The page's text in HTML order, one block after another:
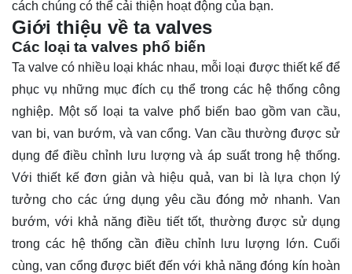
cách chúng có thể cải thiện hoạt động của bạn.
Giới thiệu về ta valves
Các loại ta valves phổ biến
Ta valve có nhiều loại khác nhau, mỗi loại được thiết kế để
phục vụ những mục đích cụ thể trong các hệ thống công
nghiệp. Một số loại ta valve phổ biến bao gồm van cầu,
van bi, van bướm, và van cổng. Van cầu thường được sử
dụng để điều chỉnh lưu lượng và áp suất trong hệ thống.
Với thiết kế đơn giản và hiệu quả, van bi là lựa chọn lý
tưởng cho các ứng dụng yêu cầu đóng mở nhanh. Van
bướm, với khả năng điều tiết tốt, thường được sử dụng
trong các hệ thống cần điều chỉnh lưu lượng lớn. Cuối
cùng, van cổng được biết đến với khả năng đóng kín hoàn